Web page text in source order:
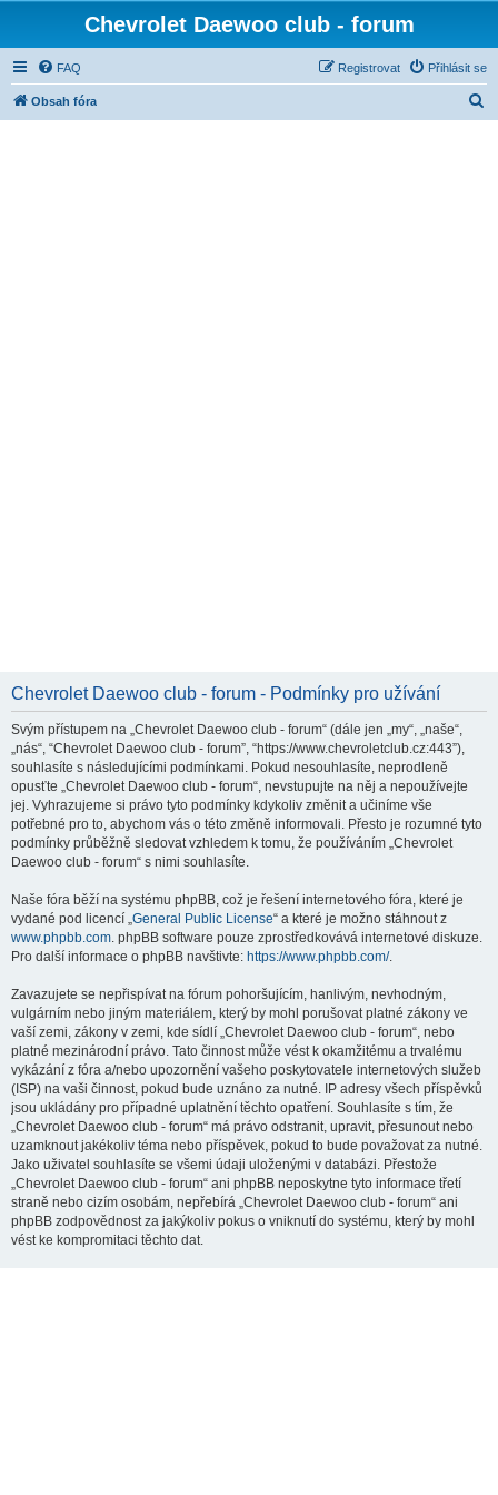
Chevrolet Daewoo club - forum
FAQ Přihlásit se
Registrovat
Obsah fóra
Chevrolet Daewoo club - forum - Podmínky pro užívání
Svým přístupem na „Chevrolet Daewoo club - forum“ (dále jen „my“, „naše“,
„nás“, “Chevrolet Daewoo club - forum”, “https://www.chevroletclub.cz:443”),
souhlasíte s následujícími podmínkami. Pokud nesouhlasíte, neprodleně
opusťte „Chevrolet Daewoo club - forum“, nevstupujte na něj a nepoužívejte
jej. Vyhrazujeme si právo tyto podmínky kdykoliv změnit a učiníme vše
potřebné pro to, abychom vás o této změně informovali. Přesto je rozumné tyto
podmínky průběžně sledovat vzhledem k tomu, že používáním „Chevrolet
Daewoo club - forum“ s nimi souhlasíte.
Naše fóra běží na systému phpBB, což je řešení internetového fóra, které je
vydané pod licencí „General Public License“ a které je možno stáhnout z
www.phpbb.com. phpBB software pouze zprostředkovává internetové diskuze.
Pro další informace o phpBB navštivte: https://www.phpbb.com/.
Zavazujete se nepřispívat na fórum pohoršujícím, hanlivým, nevhodným,
vulgárním nebo jiným materiálem, který by mohl porušovat platné zákony ve
vaší zemi, zákony v zemi, kde sídlí „Chevrolet Daewoo club - forum“, nebo
platné mezinárodní právo. Tato činnost může vést k okamžitému a trvalému
vykázání z fóra a/nebo upozornění vašeho poskytovatele internetových služeb
(ISP) na vaši činnost, pokud bude uznáno za nutné. IP adresy všech příspěvků
jsou ukládány pro případné uplatnění těchto opatření. Souhlasíte s tím, že
„Chevrolet Daewoo club - forum“ má právo odstranit, upravit, přesunout nebo
uzamknout jakékoliv téma nebo příspěvek, pokud to bude považovat za nutné.
Jako uživatel souhlasíte se všemi údaji uloženými v databázi. Přestože
„Chevrolet Daewoo club - forum“ ani phpBB neposkytne tyto informace třetí
straně nebo cizím osobám, nepřebírá „Chevrolet Daewoo club - forum“ ani
phpBB zodpovědnost za jakýkoliv pokus o vniknutí do systému, který by mohl
vést ke kompromitaci těchto dat.